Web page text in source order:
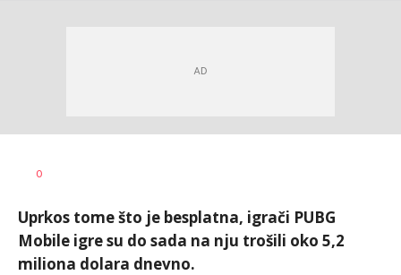
AUTOR
0
Uprkos tome što je besplatna, igrači PUBG
Mobile igre su do sada na nju trošili oko 5,2
miliona dolara dnevno.